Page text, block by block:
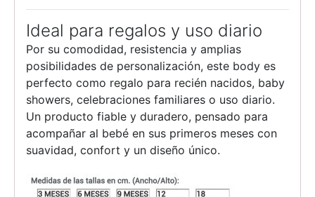
Ideal para regalos y uso diario
Por su comodidad, resistencia y amplias
posibilidades de personalización, este body es
perfecto como regalo para recién nacidos, baby
showers, celebraciones familiares o uso diario.
Un producto fiable y duradero, pensado para
acompañar al bebé en sus primeros meses con
suavidad, confort y un diseño único.